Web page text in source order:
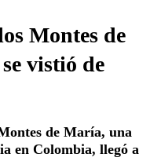
Montes de
vistió de
de María, una
en Colombia, llegó a